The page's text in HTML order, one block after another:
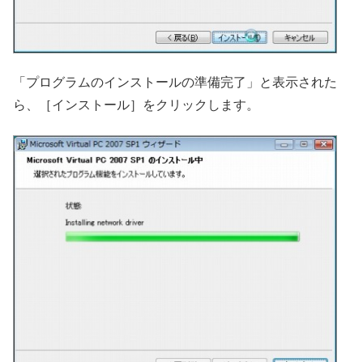
「プログラムのインストールの準備完了」と表示された
ら、［インストール］をクリックします。